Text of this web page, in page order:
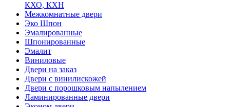
КХО, КХН
Межкомнатные двери
Эко Шпон
Эмалированные
Шпонированные
Эмалит
Виниловые
Двери на заказ
Двери с винилискожей
Двери с порошковым напылением
Ламинированные двери